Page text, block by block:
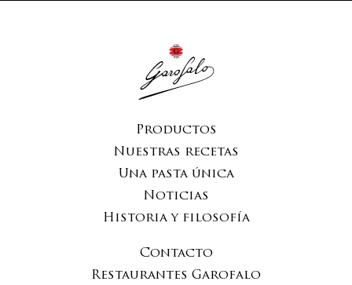
Productos
Nuestras recetas
Una pasta única
Noticias
Historia y filosofía
Contacto
Restaurantes Garofalo